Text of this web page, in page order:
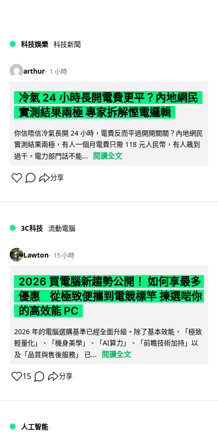
科技娛樂 科技新聞
arthur 1 小時
冷氣 24 小時長開電費更平？內地網民
實測結果兩極 專家拆解慳電邏輯
你信唔信冷氣長開 24 小時，電費反而平過開開關關？內地網民
實測結果兩極，有人一個月電費只需 118 元人民幣，有人飆到
過千。電力部門話不能...
閱讀全文
分享
3C科技 流動電腦
Lawton 15 小時
2026 買電腦新趨勢公開！ 如何享最多
優惠 從極致便攜到電競標竿 揀選啱你
的高效能 PC
2026 年的電腦選購基準已經全面升級。除了基本效能，「極致
輕量化」、「機身美學」、「AI算力」、「前瞻技術加持」以
及「品質與售後服務」 已...
閱讀全文
15 分享
人工智能